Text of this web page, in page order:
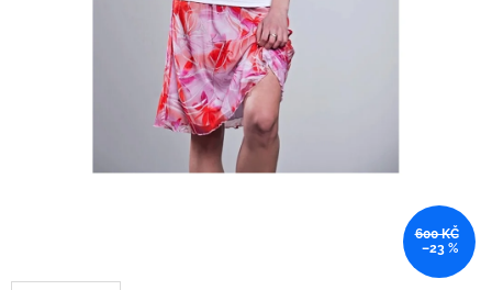
600 KČ
–23 %